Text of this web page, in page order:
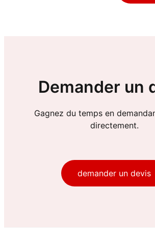
Demander un
Gagnez du temps en
directement.
demander un devis